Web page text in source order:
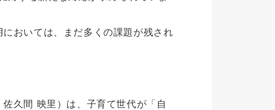
おいては、まだ多くの課題が残され
久間 映里）は、子育て世代が「自